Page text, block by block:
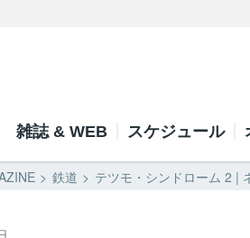
雑誌 & WEB スケジュール
鉄道 テツモ・シンドローム 2 |